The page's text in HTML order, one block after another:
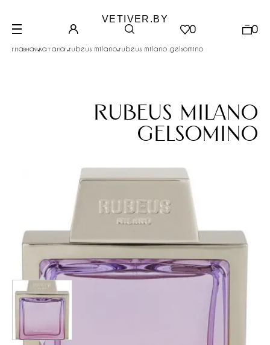
VETIVER.BY
0 0
главная.каталог.rubeus milano.rubeus milano gelsomino
rubeus milano
gelsomino